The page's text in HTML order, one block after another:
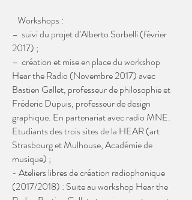
Workshops :
– suivi du projet d’Alberto Sorbelli (février
2017) ;
– création et mise en place du workshop
Hear the Radio (Novembre 2017) avec
Bastien Gallet, professeur de philosophie et
Fréderic Dupuis, professeur de design
graphique. En partenariat avec radio MNE.
Etudiants des trois sites de la HEAR (art
Strasbourg et Mulhouse, Académie de
musique) ;
- Ateliers libres de création radiophonique
(2017/2018) : Suite au workshop Hear the